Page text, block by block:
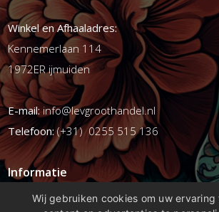
Winkel en Afhaaladres:
Kennemerlaan 114
1972ER ijmuiden
E-mail:info@levgroothandel.nl
Telefoon:(+31) 0255 515 136
Informatie
Mijn account
Wij gebruiken cookies om uw